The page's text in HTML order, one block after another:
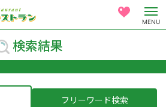
MENU
検索結果
フリーワード検索